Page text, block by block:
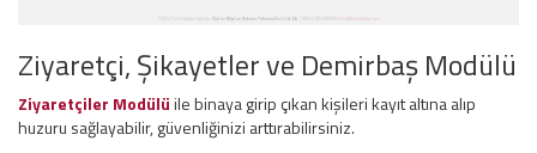
Ziyaretçi, Şikayetler ve Demirbaş Modülü
Ziyaretçiler Modülüile binaya girip çıkan kişileri kayıt altına alıp
huzuru sağlayabilir, güvenliğinizi arttırabilirsiniz.